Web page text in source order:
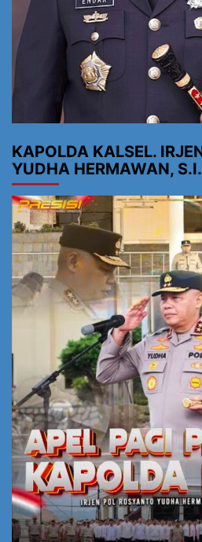
KAPOLDA KALSEL.
YUDHA HERMAWAN,